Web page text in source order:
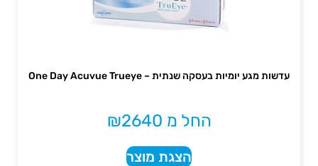
עדשות מגע יומיות בעסקה שנתית – One Day Acuvue Trueye
החל מ ₪2640
הצגת מוצר